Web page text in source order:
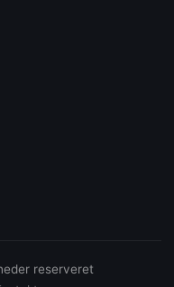
reserveret